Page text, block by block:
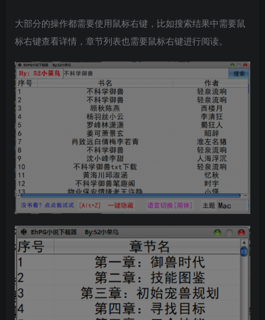
大部分的操作都需要使用鼠标右键，比如搜索结果中需要鼠
标右键查看详情，章节列表也需要鼠标右键进行阅读。